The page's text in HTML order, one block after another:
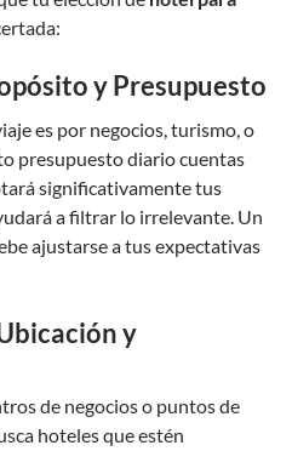
y Presupuesto
es por negocios, turismo, o
presupuesto diario cuentas
significativamente tus
a filtrar lo irrelevante. Un
ajustarse a tus expectativas
y
de negocios o puntos de
hoteles que estén